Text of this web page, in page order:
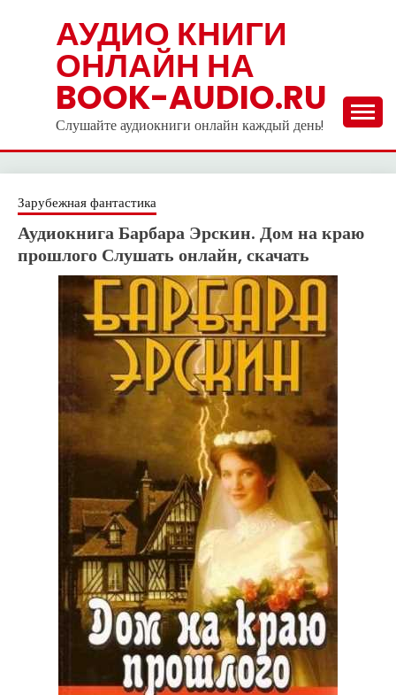
АУДИО КНИГИ
ОНЛАЙН НА
BOOK-AUDIO.RU
Слушайте аудиокниги онлайн каждый день!
Зарубежная фантастика
Аудиокнига Барбара Эрскин. Дом на краю
прошлого Слушать онлайн, скачать